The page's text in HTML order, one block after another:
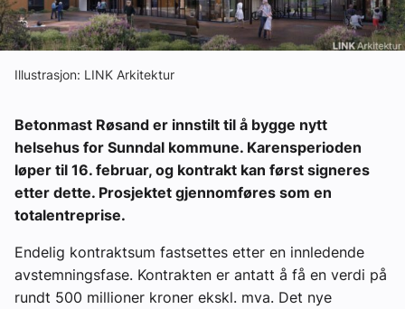
Aktivitetskalender
Bransjekommentar
Nyheter
Aktuelle prosjekter
Illustrasjon: LINK Arkitektur
Betonmast Røsand er innstilt til å bygge nytt
helsehus for Sunndal kommune. Karensperioden
løper til 16. februar, og kontrakt kan først signeres
etter dette. Prosjektet gjennomføres som en
totalentreprise.
Endelig kontraktsum fastsettes etter en innledende
avstemningsfase. Kontrakten er antatt å få en verdi på
rundt 500 millioner kroner ekskl. mva. Det nye